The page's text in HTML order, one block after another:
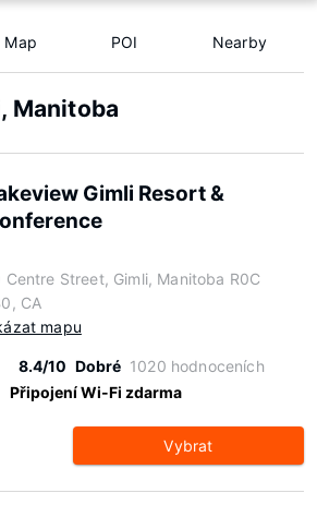
Map POI Nearby
Manitoba
Gimli Resort &
Centre Street, Gimli, Manitoba R0C
CA
mapu
8.4/10 Dobré 1020 hodnoceních
Připojení Wi-Fi zdarma
Vybrat